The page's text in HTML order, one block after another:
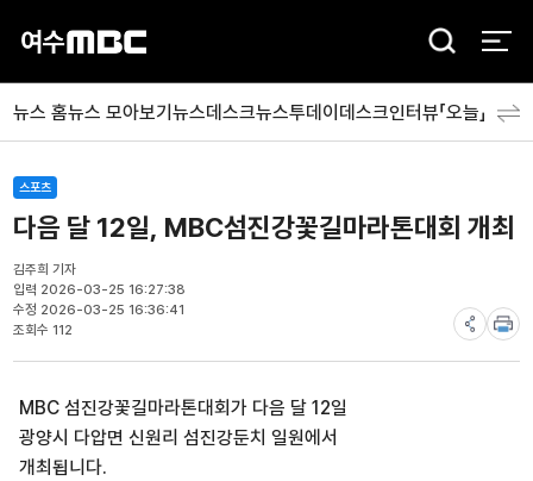
검
뉴스 홈뉴스 모아보기뉴스데스크뉴스투데이데스크인터뷰「오늘」 분야
스포츠
다음 달 12일, MBC섬진강꽃길마라톤대회 개최
김주희 기자
입력 2026-03-25 16:27:38
수정 2026-03-25 16:36:41
조회수 112
MBC 섬진강꽃길마라톤대회가 다음 달 12일
광양시 다압면 신원리 섬진강둔치 일원에서
개최됩니다.